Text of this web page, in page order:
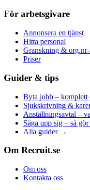
För arbetsgivare
Annonsera en tjänst
Hitta personal
Granskning &
Priser
Guider & tips
Byta jobb – komplett
Sjukskrivning &
Anställningsavtal –
Säga upp sig – så
Alla guider →
Om Recruit.se
Om oss
Kontakta oss